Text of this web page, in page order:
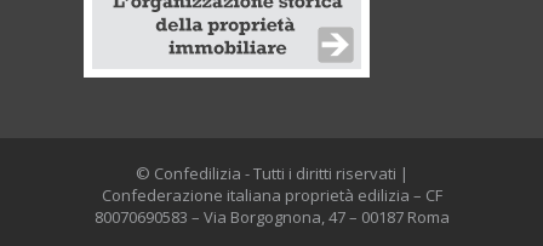
© Confedilizia - Tutti i diritti riservati |
Confederazione italiana proprietà edilizia – CF
80070690583 – Via Borgognona, 47 – 00187 Roma